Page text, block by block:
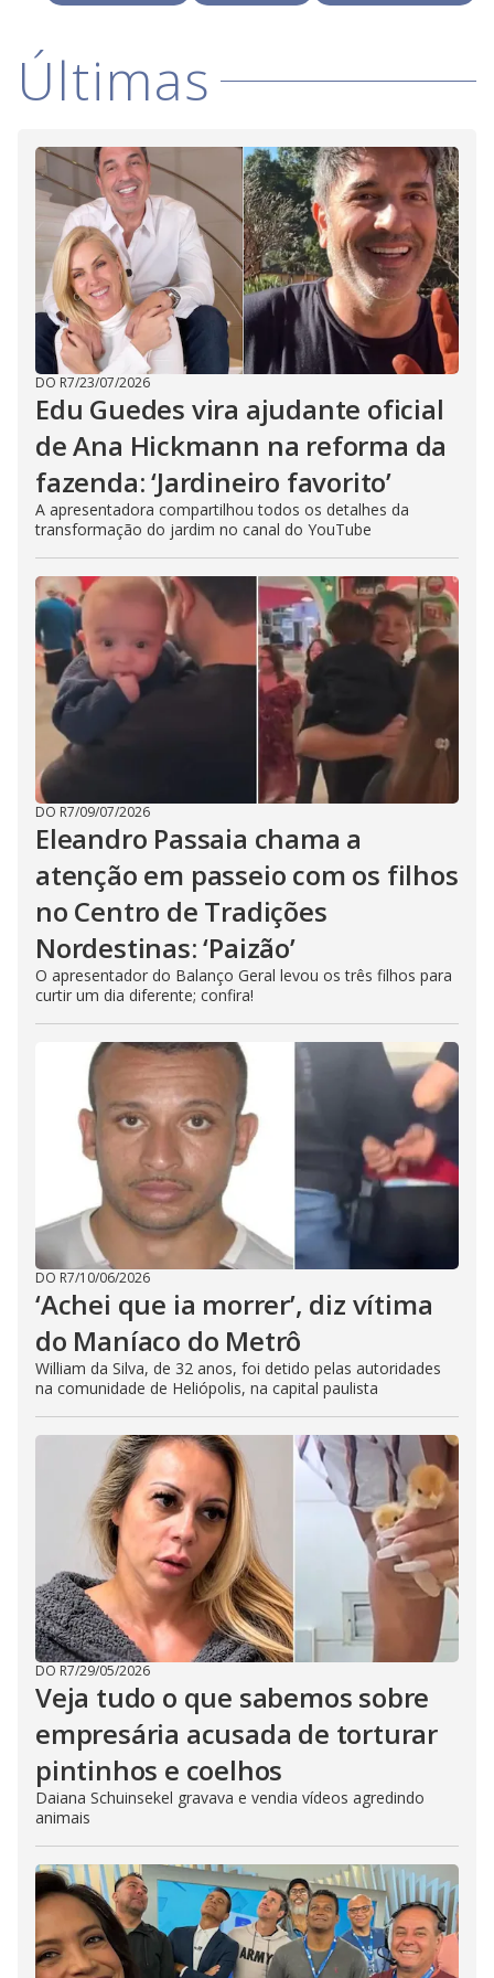
i
d
e
o
Últimas
DO R7/23/07/2026
Edu Guedes vira ajudante oficial
de Ana Hickmann na reforma da
fazenda: ‘Jardineiro favorito’
A apresentadora compartilhou todos os detalhes da
transformação do jardim no canal do YouTube
DO R7/09/07/2026
Eleandro Passaia chama a
atenção em passeio com os filhos
no Centro de Tradições
Nordestinas: ‘Paizão’
O apresentador do Balanço Geral levou os três filhos para
curtir um dia diferente; confira!
DO R7/10/06/2026
‘Achei que ia morrer’, diz vítima
do Maníaco do Metrô
William da Silva, de 32 anos, foi detido pelas autoridades
na comunidade de Heliópolis, na capital paulista
DO R7/29/05/2026
Veja tudo o que sabemos sobre
empresária acusada de torturar
pintinhos e coelhos
Daiana Schuinsekel gravava e vendia vídeos agredindo
animais